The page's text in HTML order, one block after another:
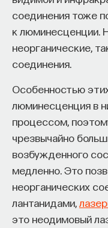
соединения тоже
к люминесценции.
неорганические,
соединения.
Особенностью
люминесценция в
процессом,
чрезвычайно
возбужденного
медленно. Это
неорганических
лантанидами,
это неодимовый